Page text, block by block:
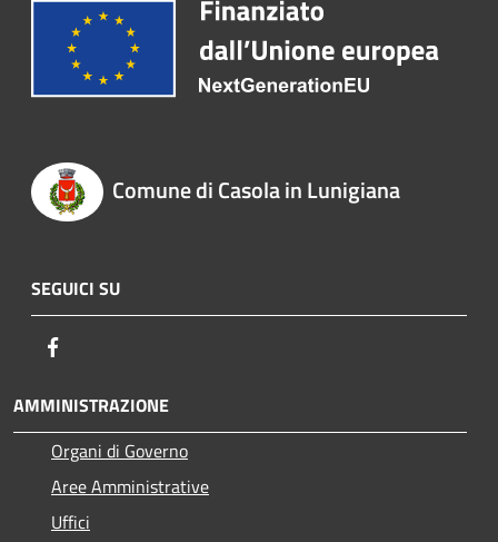
Comune di Casola in Lunigiana
SEGUICI SU
AMMINISTRAZIONE
Organi di Governo
Aree Amministrative
Uffici